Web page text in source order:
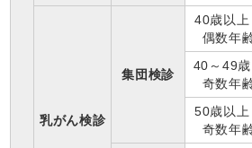
乳がん検診
集団検診
40歳以上
偶数年
40～49歳
奇数年
50歳以上
奇数年